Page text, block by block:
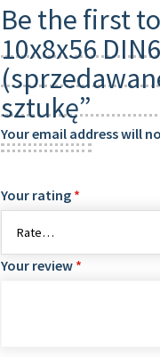
Be the first
10x8x56
sztukę”
Your email address will
Your rating *
Your review *